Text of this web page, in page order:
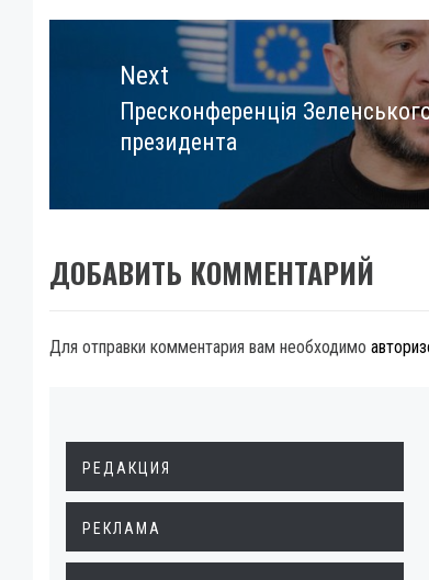
Next
Next
post:
Пресконференція
президента
ДОБАВИТЬ КОММЕНТАРИЙ
Для отправки комментария вам необходимо
РЕДАКЦИЯ
РЕКЛАМА